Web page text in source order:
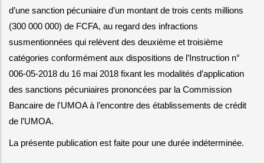
d’une sanction pécuniaire d’un montant de trois cents millions
(300 000 000) de FCFA, au regard des infractions
susmentionnées qui relèvent des deuxième et troisième
catégories conformément aux dispositions de l’Instruction n°
006-05-2018 du 16 mai 2018 fixant les modalités d’application
des sanctions pécuniaires prononcées par la Commission
Bancaire de l'UMOA à l’encontre des établissements de crédit
de l’UMOA.
La présente publication est faite pour une durée indéterminée.